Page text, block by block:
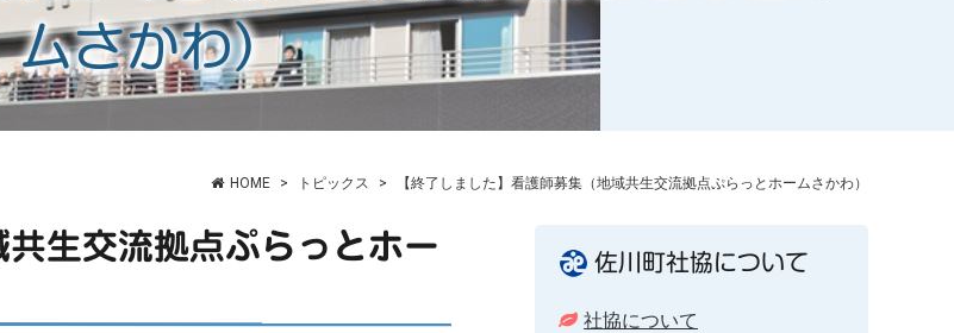
ムさかわ）
HOME トピックス 【終了しました】看護師募集（地域共生交流拠点ぷらっとホームさかわ）
共生交流拠点ぷらっとホー 佐川町社協について
社協について